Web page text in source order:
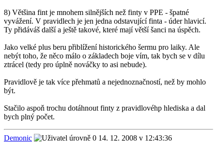
8) Většina fint je mnohem silnějších než finty v PPE - špatné
vyvážení. V pravidlech je jen jedna odstavující finta - úder hlavicí.
Ty přidáváš další a ještě takové, které mají větší šanci na úspěch.
Jako velké plus beru přiblížení historického šermu pro laiky. Ale
nebýt toho, že něco málo o základech boje vím, tak bych se v dílu
ztrácel (tedy pro úplně nováčky to asi nebude).
Pravidlově je tak více přehmatů a nejednoznačností, než by mohlo
být.
Stačilo aspoň trochu dotáhnout finty z pravidlovéhp hlediska a dal
bych plný počet.
Demonic
14. 12. 2008 v 12:43:36